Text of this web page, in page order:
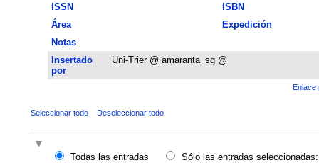
ISSN
ISBN
Área
Expedición
Notas
Insertado
por
Uni-Trier @ amaranta_sg @
Enlace
Seleccionar todo Deseleccionar todo
Todas las entradas
Sólo las entradas seleccionadas: